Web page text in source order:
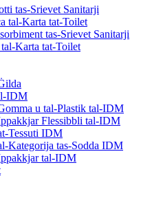
tas-Srievet Sanitarji
tal-Karta tat-Toilet
tas-Srievet Sanitarji
Karta tat-Toilet
IDM
u tal-Plastik tal-IDM
Flessibbli tal-IDM
Tessuti IDM
Kategorija tas-Sodda IDM
tal-IDM